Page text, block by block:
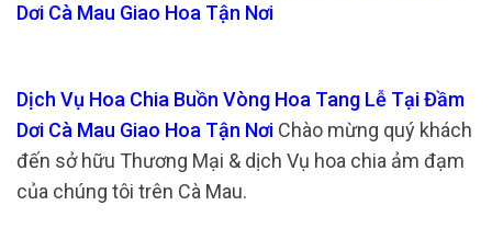
Dơi Cà Mau Giao Hoa Tận Nơi
Dịch Vụ Hoa Chia Buồn Vòng Hoa Tang Lễ Tại Đầm
Dơi Cà Mau Giao Hoa Tận Nơi Chào mừng quý khách
đến sở hữu Thương Mại & dịch Vụ hoa chia ảm đạm
của chúng tôi trên Cà Mau.